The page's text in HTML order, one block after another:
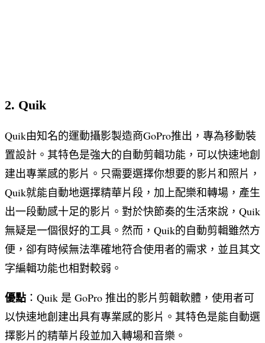
2. Quik
Quik由知名的運動攝影製造商GoPro推出，專為移動裝
置設計。其特色是強大的自動剪輯功能，可以快速地創
建出專業感的影片。只需要選擇你想要的影片和照片，
Quik就能自動地選擇精華片段，加上配樂和轉場，產生
出一段動感十足的影片。對於快節奏的生活來說，Quik
無疑是一個很好的工具。然而，Quik的自動剪輯雖然方
便，卻有時候無法準確地符合使用者的需求，並且其文
字編輯功能也相對較弱。
優點 ：Quik 是 GoPro 推出的影片剪輯軟體，使用者可
以快速地創建出具有專業感的影片。其特色是能自動選
擇影片的精華片段並加入轉場和音樂。